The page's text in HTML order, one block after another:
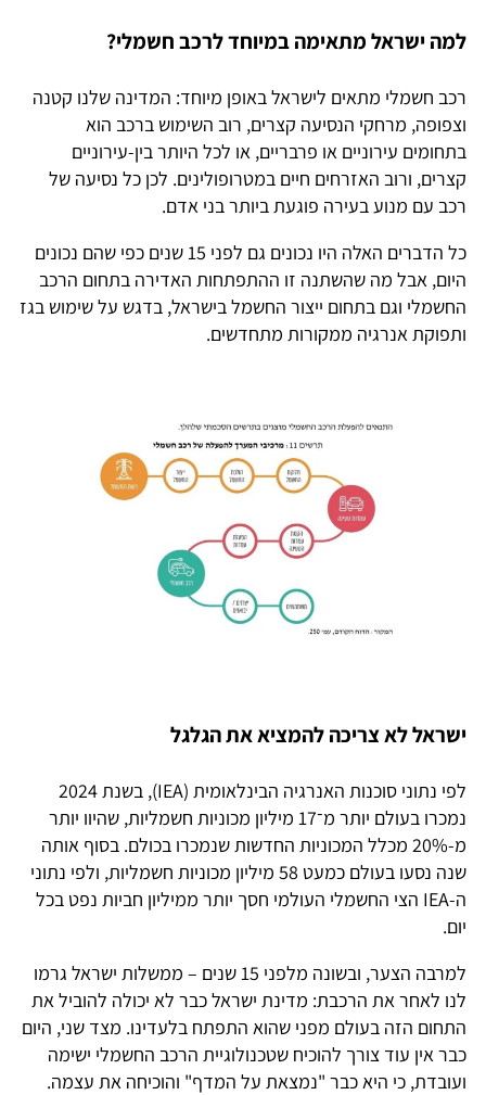
למה ישראל מתאימה במיוחד לרכב חשמלי?
רכב חשמלי מתאים לישראל באופן מיוחד: המדינה שלנו קטנה
וצפופה, מרחקי הנסיעה קצרים, רוב השימוש ברכב הוא
בתחומים עירוניים או פרבריים, או לכל היותר בין-עירוניים
קצרים, ורוב האזרחים חיים במטרופולינים. לכן כל נסיעה של
רכב עם מנוע בעירה פוגעת ביותר בני אדם.
כל הדברים האלה היו נכונים גם לפני 15 שנים כפי שהם נכונים
היום, אבל מה שהשתנה זו ההתפתחות האדירה בתחום הרכב
החשמלי וגם בתחום ייצור החשמל בישראל, בדגש על שימוש בגז
ותפוקת אנרגיה ממקורות מתחדשים.
ישראל לא צריכה להמציא את הגלגל
לפי נתוני סוכנות האנרגיה הבינלאומית (IEA), בשנת 2024
נמכרו בעולם יותר מ־17 מיליון מכוניות חשמליות, שהיוו יותר
מ-20% מכלל המכוניות החדשות שנמכרו בכולם. בסוף אותה
שנה נסעו בעולם כמעט 58 מיליון מכוניות חשמליות, ולפי נתוני
ה-IEA הצי החשמלי העולמי חסך יותר ממיליון חביות נפט בכל
יום.
למרבה הצער, ובשונה מלפני 15 שנים – ממשלות ישראל גרמו
לנו לאחר את הרכבת: מדינת ישראל כבר לא יכולה להוביל את
התחום הזה בעולם מפני שהוא התפתח בלעדינו. מצד שני, היום
כבר אין עוד צורך להוכיח שטכנולוגיית הרכב החשמלי ישימה
ועובדת, כי היא כבר "נמצאת על המדף" והוכיחה את עצמה.